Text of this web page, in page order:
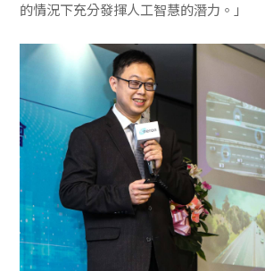
的情況下充分發揮人工智慧的潛力。」